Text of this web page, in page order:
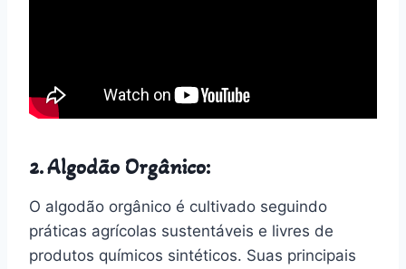
2. Algodão Orgânico:
O algodão orgânico é cultivado seguindo
práticas agrícolas sustentáveis e livres de
produtos químicos sintéticos. Suas principais